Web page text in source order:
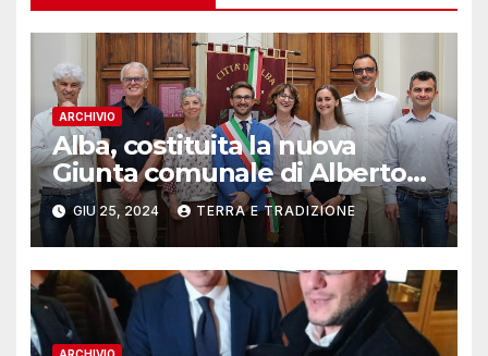
ARCHIVIO
Alba, costituita la nuova
Giunta comunale di Alberto
Gatto
GIU 25, 2024 TERRA E TRADIZIONE